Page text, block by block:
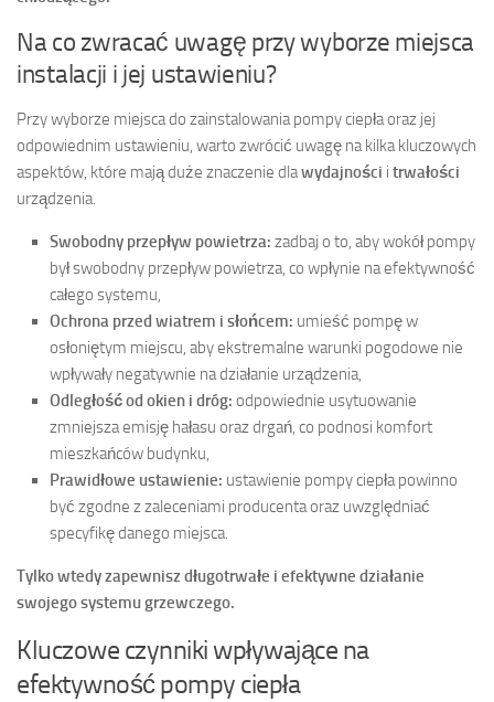
Na co zwracać uwagę przy wyborze miejsca
instalacji i jej ustawieniu?
Przy wyborze miejsca do zainstalowania pompy ciepła oraz jej
odpowiednim ustawieniu, warto zwrócić uwagę na kilka kluczowych
aspektów, które mają duże znaczenie dlawydajności i trwałości
urządzenia.
Swobodny przepływ powietrza: zadbaj o to, aby wokół pompy
był swobodny przepływ powietrza, co wpłynie na efektywność
całego systemu,
Ochrona przed wiatrem i słońcem: umieść pompę w
osłoniętym miejscu, aby ekstremalne warunki pogodowe nie
wpływały negatywnie na działanie urządzenia,
Odległość od okien i dróg: odpowiednie usytuowanie
zmniejsza emisję hałasu oraz drgań, co podnosi komfort
mieszkańców budynku,
Prawidłowe ustawienie: ustawienie pompy ciepła powinno
być zgodne z zaleceniami producenta oraz uwzględniać
specyfikę danego miejsca.
Tylko wtedy zapewnisz długotrwałe i efektywne działanie
swojego systemu grzewczego.
Kluczowe czynniki wpływające na
efektywność pompy ciepła